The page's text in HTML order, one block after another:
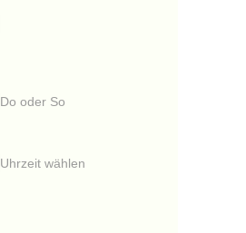
Do oder So
Uhrzeit wählen